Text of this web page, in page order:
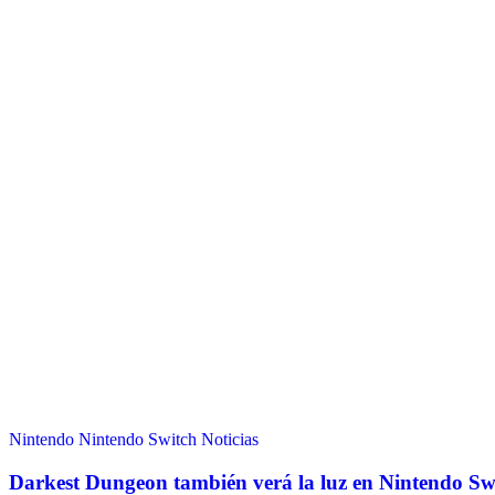
Nintendo Nintendo Switch Noticias
Darkest Dungeon también verá la luz en Nintendo